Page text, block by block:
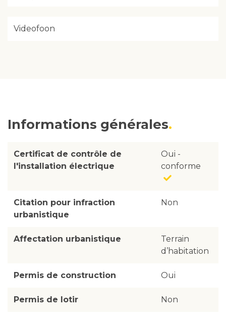
Videofoon
Informations générales
Certificat de contrôle de
l'installation électrique
Oui -
conforme
Citation pour infraction
urbanistique
Non
Affectation urbanistique
Terrain
d’habitation
Permis de construction Oui
Permis de lotir Non